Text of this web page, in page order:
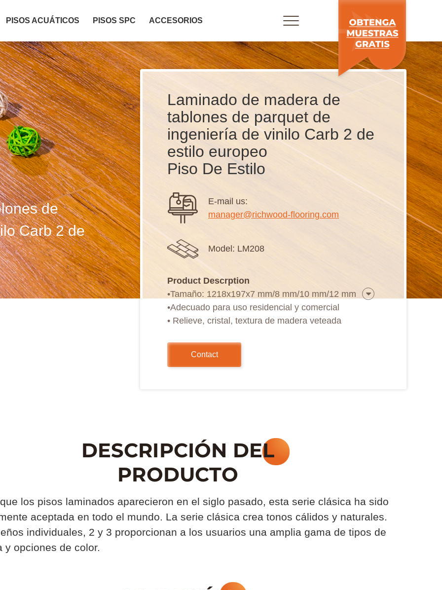
PISOS ACUÁTICOS PISOS SPC ACCESORIOS
de
Carb 2 de
Laminado de madera de
tablones de parquet de
ingeniería de vinilo Carb 2 de
estilo europeo
Piso De Estilo
E-mail us:
manager@richwood-flooring.com
Model: LM208
Product Descrption
•Tamaño: 1218x197x7 mm/8 mm/10 mm/12 mm
•Adecuado para uso residencial y comercial
• Relieve, cristal, textura de madera veteada
•Instalación sin pegamento
Contact
los pisos laminados aparecieron en el siglo pasado, esta serie clásica ha sido
aceptada en todo el mundo. La serie clásica crea tonos cálidos y naturales.
individuales, 2 y 3 proporcionan a los usuarios una amplia gama de tipos de
y opciones de color.